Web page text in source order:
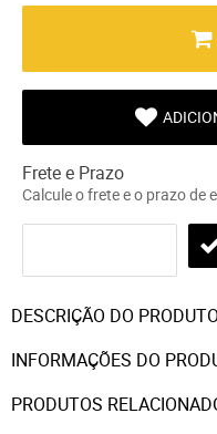
Frete e Prazo
Calcule o frete e o prazo de
DESCRIÇÃO DO PRODUTO
INFORMAÇÕES DO
PRODUTOS